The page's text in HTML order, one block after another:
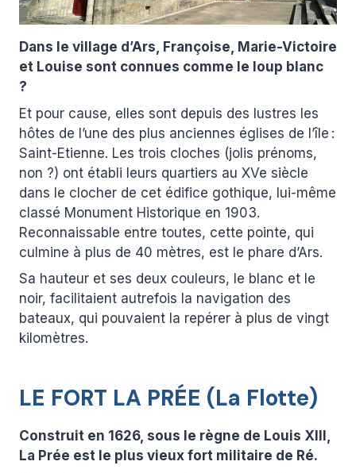
Dans le village d’Ars, Françoise, Marie-Victoire
et Louise sont connues comme le loup blanc
?
Et pour cause, elles sont depuis des lustres les
hôtes de l’une des plus anciennes églises de l’île :
Saint-Etienne. Les trois cloches (jolis prénoms,
non ?) ont établi leurs quartiers au XVe siècle
dans le clocher de cet édifice gothique, lui-même
classé Monument Historique en 1903.
Reconnaissable entre toutes, cette pointe, qui
culmine à plus de 40 mètres, est le phare d’Ars.
Sa hauteur et ses deux couleurs, le blanc et le
noir, facilitaient autrefois la navigation des
bateaux, qui pouvaient la repérer à plus de vingt
kilomètres.
LE FORT LA PRÉE (La Flotte)
Construit en 1626, sous le règne de Louis XIII,
La Prée est le plus vieux fort militaire de Ré.